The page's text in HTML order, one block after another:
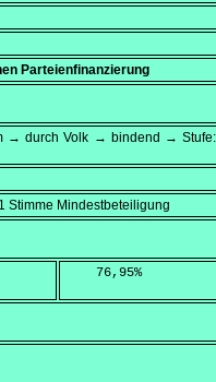
Parteienfinanzierung
→ durch Volk → bindend →
Stimme Mindestbeteiligung
    76,95
%